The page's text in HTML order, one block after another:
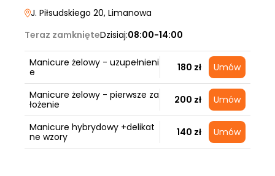
J. Piłsudskiego 20, Limanowa
Teraz zamknięteDzisiaj:08:00-14:00
Manicure żelowy - uzupełnieni
e
180 zł Umów
Manicure żelowy - pierwsze za
łożenie
200 zł Umów
Manicure hybrydowy +delikat
ne wzory
140 zł Umów